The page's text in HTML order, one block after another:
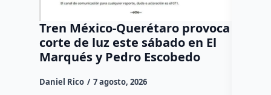
Tren México-Querétaro provoca
corte de luz este sábado en El
Marqués y Pedro Escobedo
Daniel Rico 7 agosto, 2026